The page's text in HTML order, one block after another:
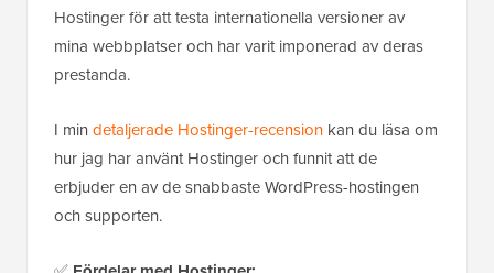
Hostinger för att testa internationella versioner av
mina webbplatser och har varit imponerad av deras
prestanda.
I min detaljerade Hostinger-recension kan du läsa om
hur jag har använt Hostinger och funnit att de
erbjuder en av de snabbaste WordPress-hostingen
och supporten.